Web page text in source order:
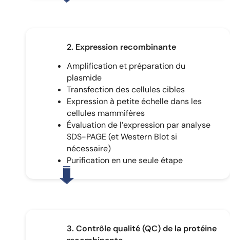
2. Expression recombinante
Amplification et préparation du
plasmide
Transfection des cellules cibles
Expression à petite échelle dans les
cellules mammifères
Évaluation de l’expression par analyse
SDS-PAGE (et Western Blot si
nécessaire)
Purification en une seule étape
3. Contrôle qualité (QC) de la protéine